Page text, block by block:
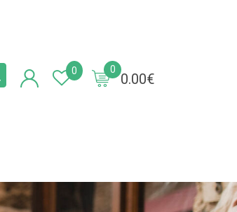
0.00€
0
0